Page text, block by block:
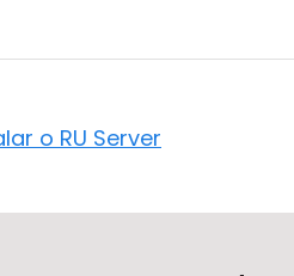
o RU Server